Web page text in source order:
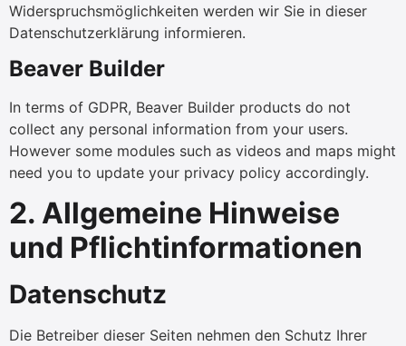
Widerspruchsmöglichkeiten werden wir Sie in dieser
Datenschutzerklärung informieren.
Beaver Builder
In terms of GDPR, Beaver Builder products do not
collect any personal information from your users.
However some modules such as videos and maps might
need you to update your privacy policy accordingly.
2. Allgemeine Hinweise
und Pflichtinformationen
Datenschutz
Die Betreiber dieser Seiten nehmen den Schutz Ihrer